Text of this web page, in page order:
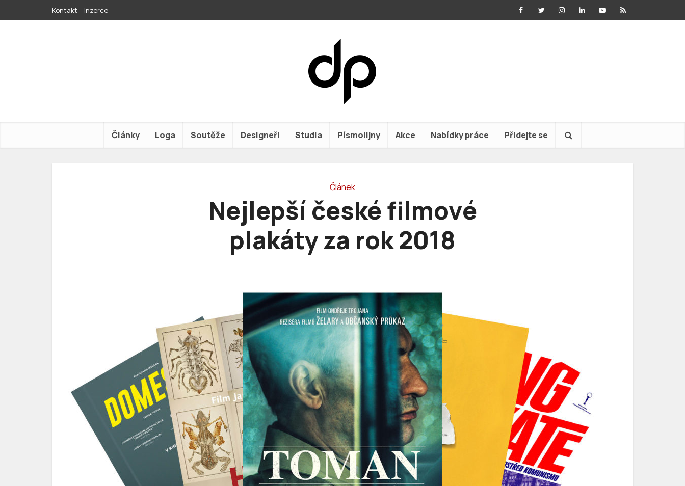
Kontakt Inzerce
Články Loga Soutěže Designeři Studia Písmolijny Akce Nabídky práce Přidejte se
Článek
Nejlepší české filmové
plakáty za rok 2018